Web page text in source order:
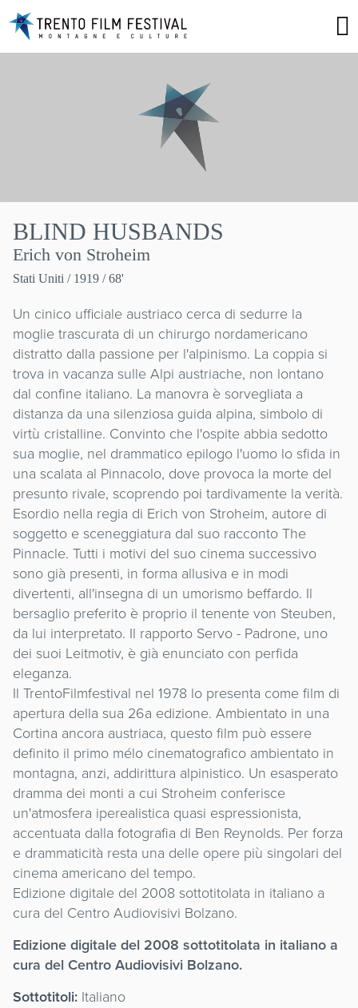
BLIND HUSBANDS
Erich von Stroheim
Stati Uniti / 1919 / 68'
Un cinico ufficiale austriaco cerca di sedurre la
moglie trascurata di un chirurgo nordamericano
distratto dalla passione per l'alpinismo. La coppia si
trova in vacanza sulle Alpi austriache, non lontano
dal confine italiano. La manovra è sorvegliata a
distanza da una silenziosa guida alpina, simbolo di
virtù cristalline. Convinto che l'ospite abbia sedotto
sua moglie, nel drammatico epilogo l'uomo lo sfida in
una scalata al Pinnacolo, dove provoca la morte del
presunto rivale, scoprendo poi tardivamente la verità.
Esordio nella regia di Erich von Stroheim, autore di
soggetto e sceneggiatura dal suo racconto The
Pinnacle. Tutti i motivi del suo cinema successivo
sono già presenti, in forma allusiva e in modi
divertenti, all'insegna di un umorismo beffardo. Il
bersaglio preferito è proprio il tenente von Steuben,
da lui interpretato. Il rapporto Servo - Padrone, uno
dei suoi Leitmotiv, è già enunciato con perfida
eleganza.
Il TrentoFilmfestival nel 1978 lo presenta come film di
apertura della sua 26a edizione. Ambientato in una
Cortina ancora austriaca, questo film può essere
definito il primo mélo cinematografico ambientato in
montagna, anzi, addirittura alpinistico. Un esasperato
dramma dei monti a cui Stroheim conferisce
un'atmosfera iperealistica quasi espressionista,
accentuata dalla fotografia di Ben Reynolds. Per forza
e drammaticità resta una delle opere più singolari del
cinema americano del tempo.
Edizione digitale del 2008 sottotitolata in italiano a
cura del Centro Audiovisivi Bolzano.
Edizione digitale del 2008 sottotitolata in italiano a
cura del Centro Audiovisivi Bolzano.
Sottotitoli: Italiano